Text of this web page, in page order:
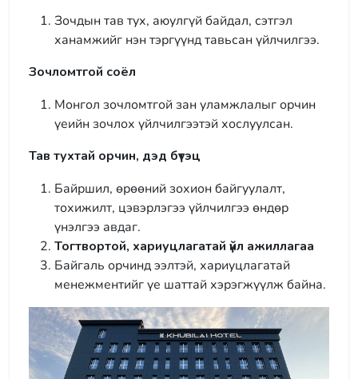
Зочдын тав тух, аюулгүй байдал, сэтгэл
ханамжийг нэн тэргүүнд тавьсан үйлчилгээ.
Зочломтгой соёл
Монгол зочломтгой зан уламжлалыг орчин
үеийн зочлох үйлчилгээтэй хослуулсан.
Тав тухтай орчин, дэд бүтэц
Байршил, өрөөний зохион байгуулалт,
тохижилт, цэвэрлэгээ үйлчилгээ өндөр
үнэлгээ авдаг.
Тогтвортой, хариуцлагатай үйл ажиллагаа
Байгаль орчинд ээлтэй, хариуцлагатай
менежментийг үе шаттай хэрэгжүүлж байна.